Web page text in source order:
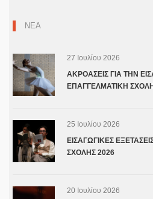
ΝΕΑ
27 Ιουλίου 2026
ΑΚΡΟΑΣΕΙΣ ΓΙΑ ΤΗΝ
ΕΠΑΓΓΕΛΜΑΤΙΚΗ
25 Ιουλίου 2026
ΕΙΣΑΓΩΓΙΚΕΣ
ΣΧΟΛΗΣ 2026
20 Ιουλίου 2026